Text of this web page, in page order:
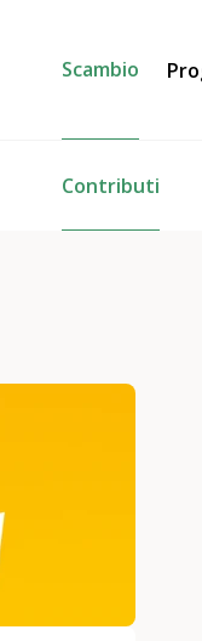
Scambio
Contributi